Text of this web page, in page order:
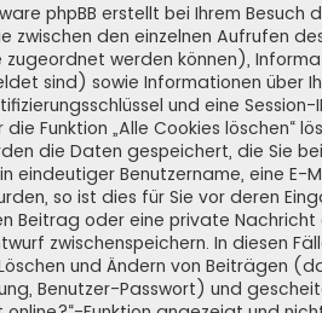
phpBB erstellt bei Ihrem
zwischen den einzelnen Aufrufen
werden können),
sind) sowie Informationen über
und eine
Funktion „Alle Cookies löschen“
die Daten gespeichert, die Sie
eindeutiger Benutzername, eine
so ist dies für Sie vor deren
Beitrag oder eine private
zwischenspeichern. In diesen
und Ändern von Beiträgen
Benutzer-Passwort) und